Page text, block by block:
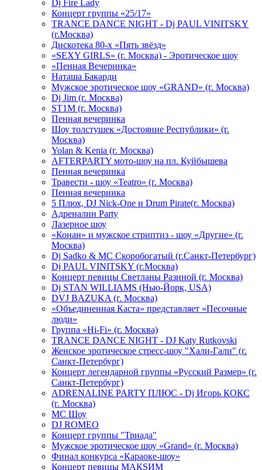
Dj Fire Lady
Концерт группы «25/17»
TRANCE DANCE NIGHT - Dj PAUL VINITSKY
(г.Москва)
Дискотека 80-х «Пять звёзд»
«SEXY GIRLS» (г. Москва) - Эротическое шоу
«Пенная Вечеринка»
Hаташа Бакарди
Мужское эротическое шоу «GRAND» (г. Москва)
Dj Jim (г. Москва)
ST1M (г. Москва)
Пенная вечеринка
Шоу толстушек «Достояние Республики» (г.
Москва)
Yolan & Kenia (г. Москва)
AFTERPARTY мото-шоу на пл. Куйбышева
Пенная вечеринка
Травести - шоу «Teatro» (г. Москва)
Пенная вечеринка
5 Плюх, DJ Nick-One и Drum Pirate(г. Москва)
Адреналин Party
Лазерное шоу
«Конан» и мужское стриптиз - шоу «Другие» (г.
Москва)
Dj Sadko & МС Скоробогатый (г.Санкт-Петербург)
Dj PAUL VINITSKY (г.Москва)
Концерт певицы Светланы Разиной (г. Москва)
Dj STAN WILLIAMS (Нью-Йорк, USA)
DVJ BAZUKA (г. Москва)
«Объединенная Каста» представляет «Песочные
люди»
Группа «Hi-Fi» (г. Москва)
TRANCE DANCE NIGHT - DJ Katy Rutkovski
Женское эротическое стресс-шоу "Хали-Гали" (г.
Санкт-Петербург)
Концерт легендарной группы «Русский Размер» (г.
Санкт-Петербург)
ADRENALINE PARTY ПЛЮС - Dj Игорь КОКС
(г. Москва)
MC Шоу
DJ ROMEO
Концерт группы "Триада"
Мужское эротическое шоу «Grand» (г. Москва)
Финал конкурса «Караоке-шоу»
Концерт певицы МАКSИМ